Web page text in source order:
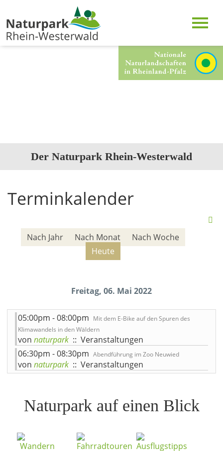
Der Naturpark Rhein-Westerwald
Terminkalender
Nach Jahr Nach Monat
Nach Woche
Heute
Freitag, 06. Mai 2022
05:00pm - 08:00pm Mit dem E-Bike auf den Spuren des
Klimawandels in den Wäldern
von naturpark :: Veranstaltungen
06:30pm - 08:30pm Abendführung im Zoo Neuwied
von naturpark :: Veranstaltungen
Naturpark auf einen Blick